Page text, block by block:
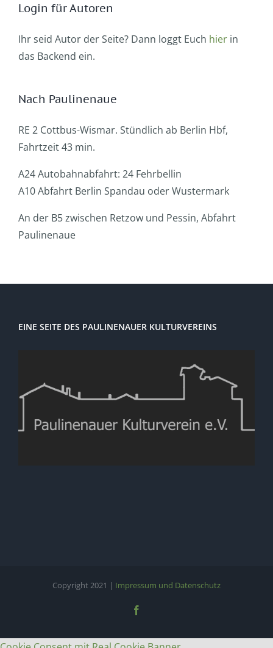
Login für Autoren
Ihr seid Autor der Seite? Dann loggt Euch hier in
das Backend ein.
Nach Paulinenaue
RE 2 Cottbus-Wismar. Stündlich ab Berlin Hbf,
Fahrtzeit 43 min.
A24 Autobahnabfahrt: 24 Fehrbellin
A10 Abfahrt Berlin Spandau oder Wustermark
An der B5 zwischen Retzow und Pessin, Abfahrt
Paulinenaue
EINE SEITE DES PAULINENAUER KULTURVEREINS
Copyright 2021 | Impressum und Datenschutz